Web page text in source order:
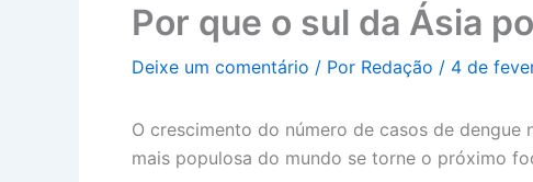
Por que o sul da Ásia
Deixe um comentário / Por Redação / 4 de
O crescimento do número de casos de
mais populosa do mundo se torne o próximo